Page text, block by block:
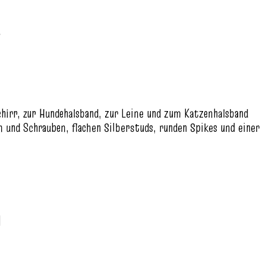
zur Hundehalsband, zur Leine und zum Katzenhalsband
Schrauben, flachen Silberstuds, runden Spikes und einer